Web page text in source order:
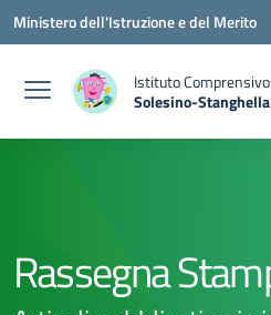
Vai ai contenuti
Vai al menu di navigazione
Vai al footer
Ministero dell'Istruzione e del Merito
Istituto
Solesino-Stanghella
— Visita la pagina
Rassegna